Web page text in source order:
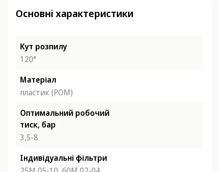
Основні характеристики
Кут розпилу
120°
Матеріал
пластик (POM)
Оптимальний робочий
тиск, бар
3,5-8
Індивідуальні фільтри